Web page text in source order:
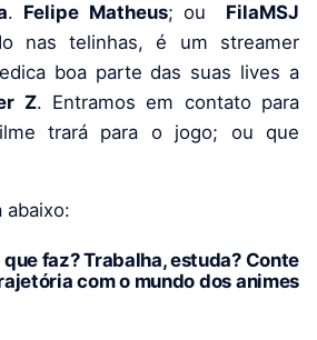
. Felipe Matheus; ou FilaMSJ
nas telinhas, é um streamer
boa parte das suas lives a
Z. Entramos em contato para
trará para o jogo; ou que
abaixo:
que faz? Trabalha, estuda? Conte
com o mundo dos animes